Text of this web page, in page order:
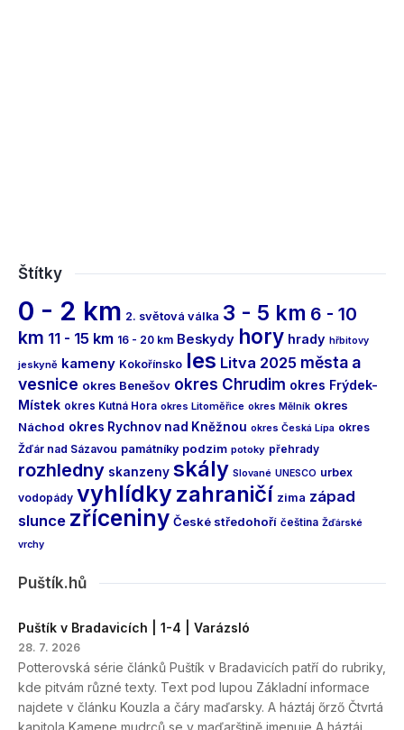
Štítky
0 - 2 km 2. světová válka 3 - 5 km 6 - 10
km 11 - 15 km 16 - 20 km Beskydy hory hrady hřbitovy
jeskyně kameny Kokořínsko les Litva 2025 města a
vesnice okres Benešov okres Chrudim okres Frýdek-
Místek okres Kutná Hora okres Litoměřice okres Mělník okres
Náchod okres Rychnov nad Kněžnou okres Česká Lípa okres
Žďár nad Sázavou památníky podzim potoky přehrady
rozhledny skanzeny skály Slované UNESCO urbex
vodopády vyhlídkyzahraničí zima západ
slunce zříceniny České středohoří čeština Žďárské
vrchy
Puštík.hů
Puštík v Bradavicích | 1-4 | Varázsló
28. 7. 2026
Potterovská série článků Puštík v Bradavicích patří do rubriky,
kde pitvám různé texty. Text pod lupou Základní informace
najdete v článku Kouzla a čáry maďarsky. A háztáj őrző Čtvrtá